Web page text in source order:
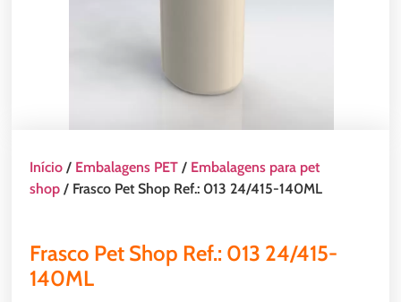
Início / Embalagens PET / Embalagens para pet
shop / Frasco Pet Shop Ref.: 013 24/415-140ML
Frasco Pet Shop Ref.: 013 24/415-
140ML